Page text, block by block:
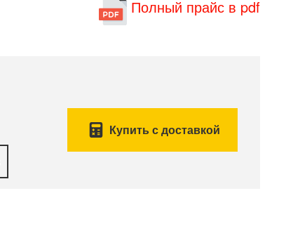
Полный прайс в pdf
Купить с доставкой